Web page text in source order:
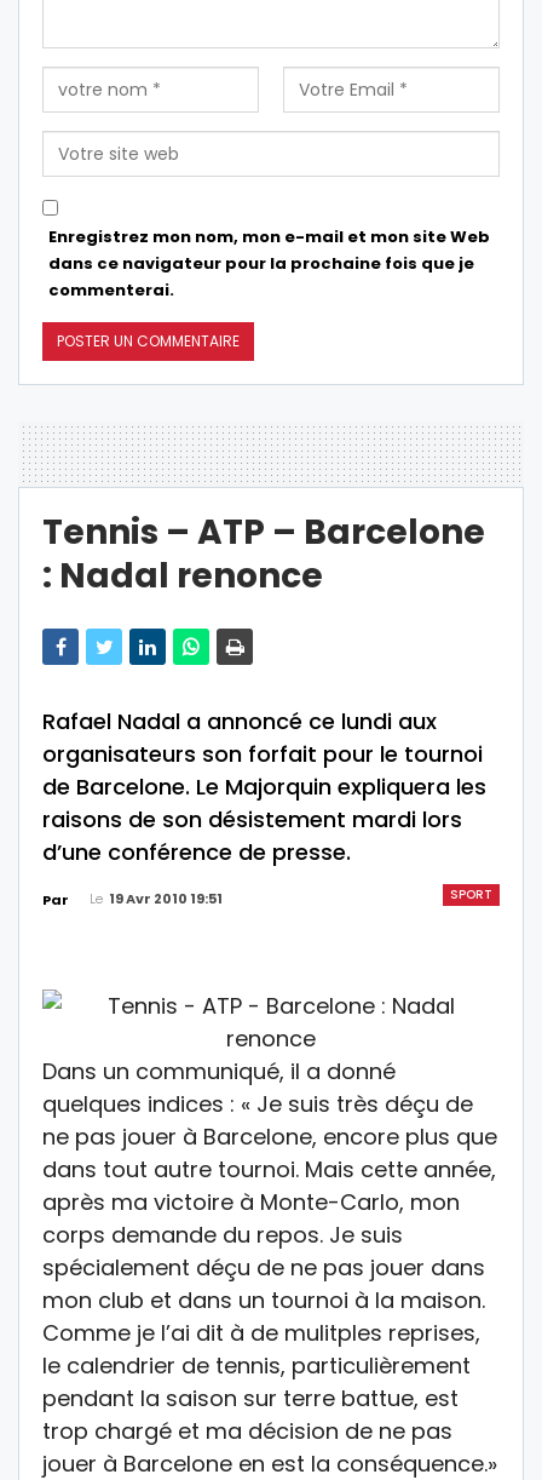
Enregistrez mon nom, mon e-mail et mon site Web
dans ce navigateur pour la prochaine fois que je
commenterai.
Tennis – ATP – Barcelone
: Nadal renonce
Rafael Nadal a annoncé ce lundi aux
organisateurs son forfait pour le tournoi
de Barcelone. Le Majorquin expliquera les
raisons de son désistement mardi lors
d’une conférence de presse.
SPORT
Par Le 19 Avr 2010 19:51
Dans un communiqué, il a donné
quelques indices : « Je suis très déçu de
ne pas jouer à Barcelone, encore plus que
dans tout autre tournoi. Mais cette année,
après ma victoire à Monte-Carlo, mon
corps demande du repos. Je suis
spécialement déçu de ne pas jouer dans
mon club et dans un tournoi à la maison.
Comme je l’ai dit à de mulitples reprises,
le calendrier de tennis, particulièrement
pendant la saison sur terre battue, est
trop chargé et ma décision de ne pas
jouer à Barcelone en est la conséquence.»